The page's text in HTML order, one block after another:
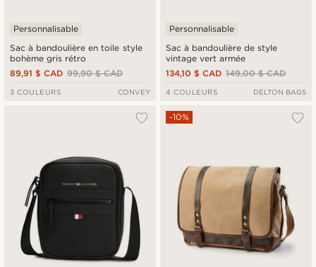
Sac à bandoulière en toile style
bohème gris rétro
Personnalisable
99,90 $ CAD
89,91 $ CAD
3 COULEURS CONVEY
Sac à bandoulière de style
vintage vert armée
Personnalisable
149,00 $ CAD
134,10 $ CAD
4 COULEURS DELTON BAGS
-10%